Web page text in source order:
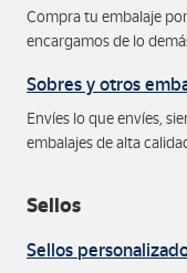
Compra tu embalaje
encargamos de lo
Sobres y otros
Envíes lo que envíes,
embalajes de alta
Sellos
Sellos